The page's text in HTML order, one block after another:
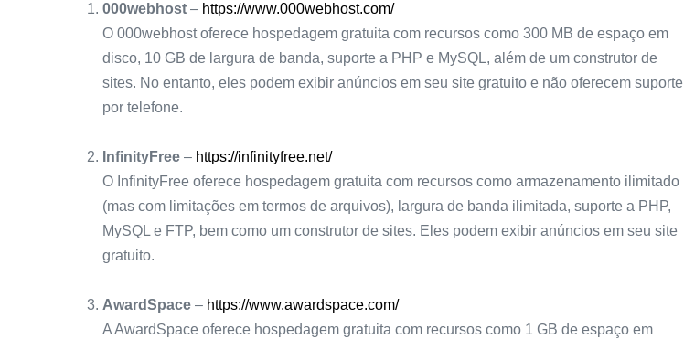
000webhost – https://www.000webhost.com/
O 000webhost oferece hospedagem gratuita com recursos como 300 MB de espaço em
disco, 10 GB de largura de banda, suporte a PHP e MySQL, além de um construtor de
sites. No entanto, eles podem exibir anúncios em seu site gratuito e não oferecem suporte
por telefone.
InfinityFree – https://infinityfree.net/
O InfinityFree oferece hospedagem gratuita com recursos como armazenamento ilimitado
(mas com limitações em termos de arquivos), largura de banda ilimitada, suporte a PHP,
MySQL e FTP, bem como um construtor de sites. Eles podem exibir anúncios em seu site
gratuito.
AwardSpace – https://www.awardspace.com/
A AwardSpace oferece hospedagem gratuita com recursos como 1 GB de espaço em